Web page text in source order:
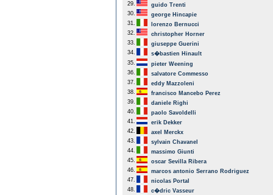
29.
guido Trenti
30.
george Hincapie
31.
lorenzo Bernucci
32.
christopher Horner
33.
giuseppe Guerini
34.
s�bastien Hinault
35.
pieter Weening
36.
salvatore Commesso
37.
eddy Mazzoleni
38.
francisco Mancebo Perez
39.
daniele Righi
40.
paolo Savoldelli
41.
erik Dekker
42.
axel Merckx
43.
sylvain Chavanel
44.
massimo Giunti
45.
oscar Sevilla Ribera
46.
marcos antonio Serrano Rodriguez
47.
nicolas Portal
48.
c�dric Vasseur